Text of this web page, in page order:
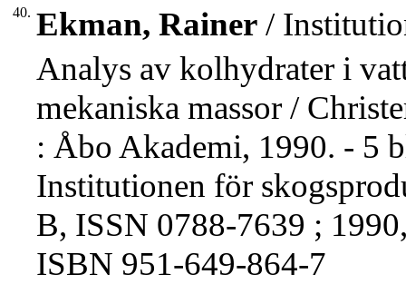
40. Ekman, Rainer /
Analys av kolhydrater i
mekaniska massor /
: Åbo Akademi, 1990. - 5
Institutionen för
B, ISSN 0788-7639 ;
ISBN 951-649-864-7